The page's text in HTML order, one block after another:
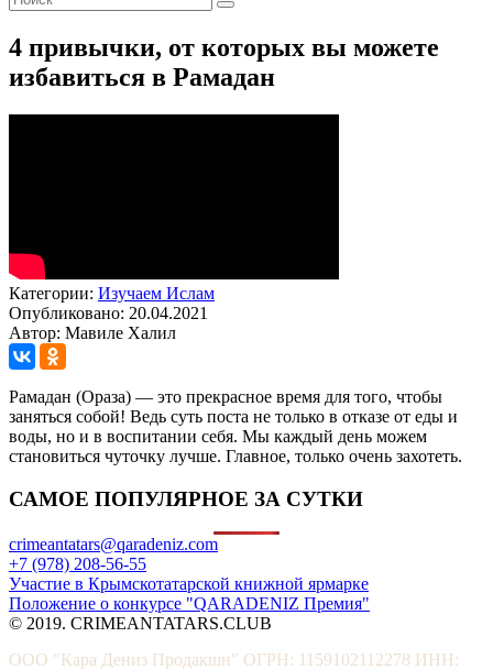
4 привычки, от которых вы можете
избавиться в Рамадан
Категории: Изучаем Ислам
Опубликовано: 20.04.2021
Автор: Мавиле Халил
Рамадан (Ораза) — это прекрасное время для того, чтобы
заняться собой! Ведь суть поста не только в отказе от еды и
воды, но и в воспитании себя. Мы каждый день можем
становиться чуточку лучше. Главное, только очень захотеть.
САМОЕ ПОПУЛЯРНОЕ ЗА СУТКИ
crimeantatars@qaradeniz.com
+7 (978) 208-56-55
Участие в Крымскотатарской книжной ярмарке
Положение о конкурсе "QARADENIZ Премия"
© 2019. CRIMEANTATARS.CLUB
ООО "Кара Дениз Продакшн" ОГРН: 1159102112278 ИНН: